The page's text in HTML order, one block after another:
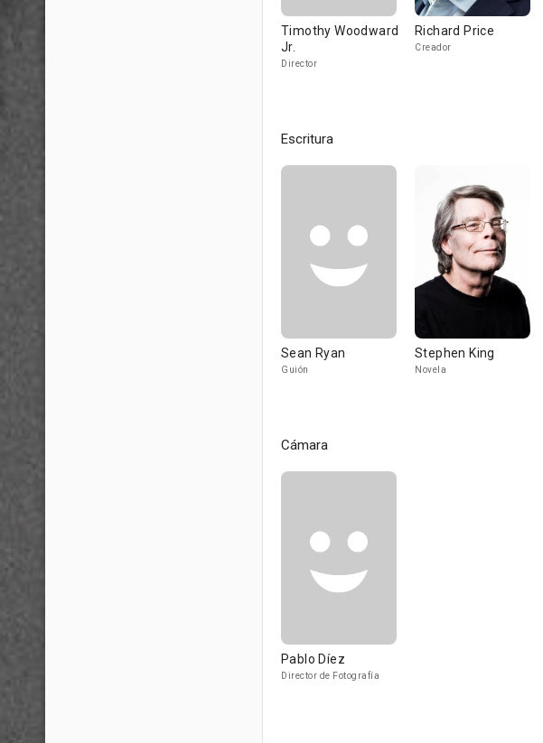
Timothy Woodward
Jr.
Director
Richard Price
Creador
Escritura
Sean Ryan
Guión
Stephen King
Novela
Cámara
Pablo Díez
Director de Fotografía